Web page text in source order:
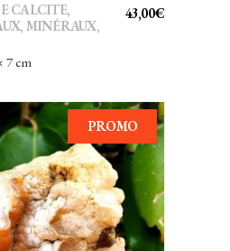
43,00€
CALCITE,
, MINÉRAUX,
7 cm
PROMO
AU PANIER